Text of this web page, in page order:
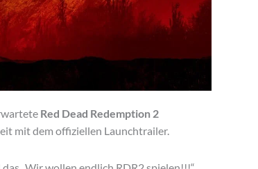
Red Dead Redemption 2
mit dem offiziellen Launchtrailer.